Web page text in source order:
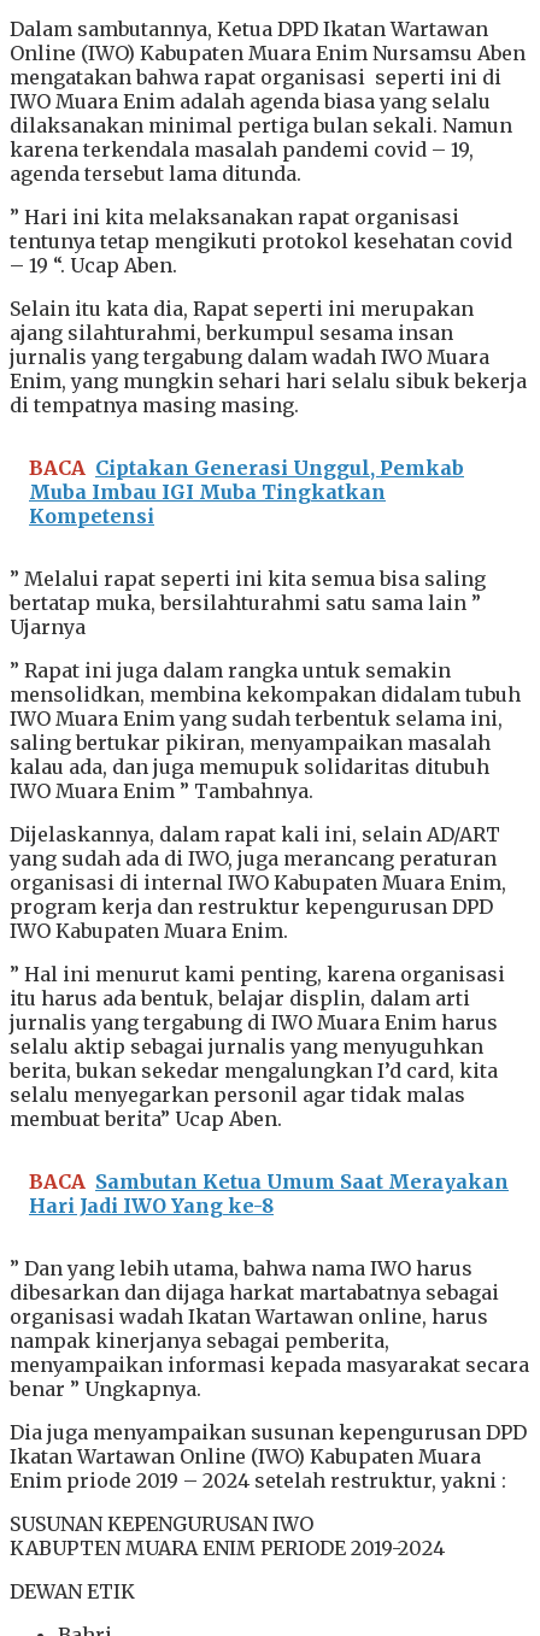
Dalam sambutannya, Ketua DPD Ikatan Wartawan
Online (IWO) Kabupaten Muara Enim Nursamsu Aben
mengatakan bahwa rapat organisasi seperti ini di
IWO Muara Enim adalah agenda biasa yang selalu
dilaksanakan minimal pertiga bulan sekali. Namun
karena terkendala masalah pandemi covid – 19,
agenda tersebut lama ditunda.
” Hari ini kita melaksanakan rapat organisasi
tentunya tetap mengikuti protokol kesehatan covid
– 19 “. Ucap Aben.
Selain itu kata dia, Rapat seperti ini merupakan
ajang silahturahmi, berkumpul sesama insan
jurnalis yang tergabung dalam wadah IWO Muara
Enim, yang mungkin sehari hari selalu sibuk bekerja
di tempatnya masing masing.
BACA Ciptakan Generasi Unggul, Pemkab
Muba Imbau IGI Muba Tingkatkan
Kompetensi
” Melalui rapat seperti ini kita semua bisa saling
bertatap muka, bersilahturahmi satu sama lain ”
Ujarnya
” Rapat ini juga dalam rangka untuk semakin
mensolidkan, membina kekompakan didalam tubuh
IWO Muara Enim yang sudah terbentuk selama ini,
saling bertukar pikiran, menyampaikan masalah
kalau ada, dan juga memupuk solidaritas ditubuh
IWO Muara Enim ” Tambahnya.
Dijelaskannya, dalam rapat kali ini, selain AD/ART
yang sudah ada di IWO, juga merancang peraturan
organisasi di internal IWO Kabupaten Muara Enim,
program kerja dan restruktur kepengurusan DPD
IWO Kabupaten Muara Enim.
” Hal ini menurut kami penting, karena organisasi
itu harus ada bentuk, belajar displin, dalam arti
jurnalis yang tergabung di IWO Muara Enim harus
selalu aktip sebagai jurnalis yang menyuguhkan
berita, bukan sekedar mengalungkan I’d card, kita
selalu menyegarkan personil agar tidak malas
membuat berita” Ucap Aben.
BACA Sambutan Ketua Umum Saat Merayakan
Hari Jadi IWO Yang ke-8
” Dan yang lebih utama, bahwa nama IWO harus
dibesarkan dan dijaga harkat martabatnya sebagai
organisasi wadah Ikatan Wartawan online, harus
nampak kinerjanya sebagai pemberita,
menyampaikan informasi kepada masyarakat secara
benar ” Ungkapnya.
Dia juga menyampaikan susunan kepengurusan DPD
Ikatan Wartawan Online (IWO) Kabupaten Muara
Enim priode 2019 – 2024 setelah restruktur, yakni :
SUSUNAN KEPENGURUSAN IWO
KABUPTEN MUARA ENIM PERIODE 2019-2024
DEWAN ETIK